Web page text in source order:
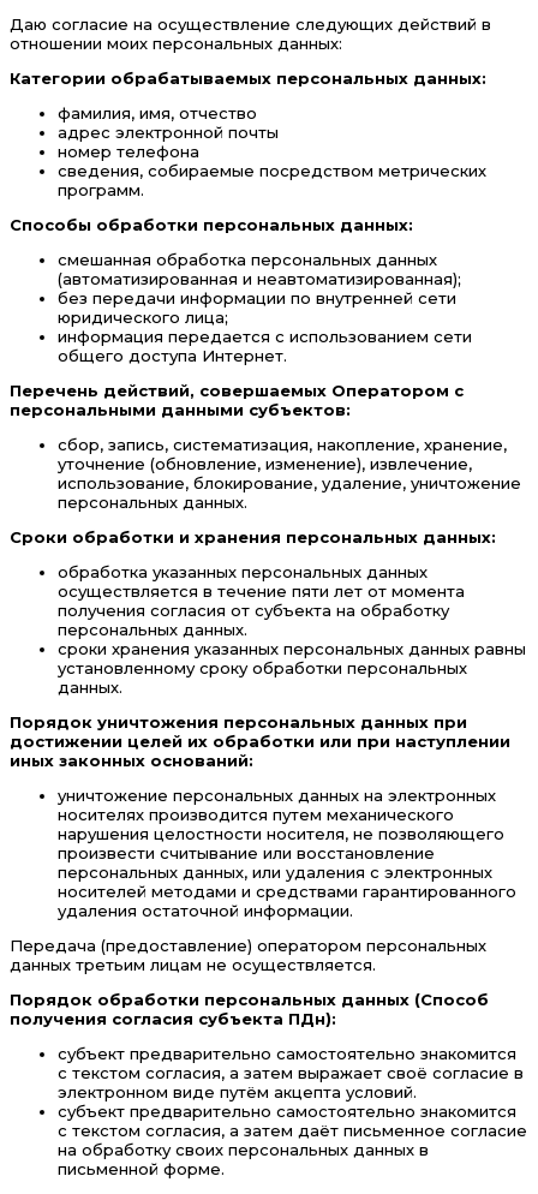
Даю согласие на осуществление следующих действий в
отношении моих персональных данных:
Категории обрабатываемых персональных данных:
фамилия, имя, отчество
адрес электронной почты
номер телефона
сведения, собираемые посредством метрических
программ.
Способы обработки персональных данных:
смешанная обработка персональных данных
(автоматизированная и неавтоматизированная);
без передачи информации по внутренней сети
юридического лица;
информация передается с использованием сети
общего доступа Интернет.
Перечень действий, совершаемых Оператором с
персональными данными субъектов:
сбор, запись, систематизация, накопление, хранение,
уточнение (обновление, изменение), извлечение,
использование, блокирование, удаление, уничтожение
персональных данных.
Сроки обработки и хранения персональных данных:
обработка указанных персональных данных
осуществляется в течение пяти лет от момента
получения согласия от субъекта на обработку
персональных данных.
сроки хранения указанных персональных данных равны
установленному сроку обработки персональных
данных.
Порядок уничтожения персональных данных при
достижении целей их обработки или при наступлении
иных законных оснований:
уничтожение персональных данных на электронных
носителях производится путем механического
нарушения целостности носителя, не позволяющего
произвести считывание или восстановление
персональных данных, или удаления с электронных
носителей методами и средствами гарантированного
удаления остаточной информации.
Передача (предоставление) оператором персональных
данных третьим лицам не осуществляется.
Порядок обработки персональных данных (Способ
получения согласия субъекта ПДн):
субъект предварительно самостоятельно знакомится
с текстом согласия, а затем выражает своё согласие в
электронном виде путём акцепта условий.
субъект предварительно самостоятельно знакомится
с текстом согласия, а затем даёт письменное согласие
на обработку своих персональных данных в
письменной форме.